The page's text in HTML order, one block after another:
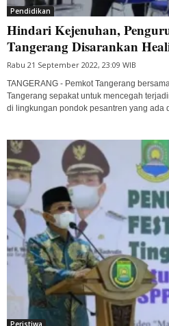
Pendidikan
Hindari Kejenuhan,
Tangerang Disarankan
Rabu 21 September 2022, 23:09 WIB
TANGERANG - Pemkot Tangerang
Tangerang sepakat untuk mencegah
di lingkungan pondok pesantren yang ada
Peristiwa